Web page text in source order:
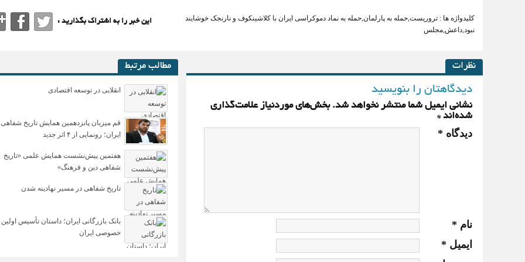
کلیدواژه ها : تروریست,حمله به پارلمان,حمله به نماد دموکراسی ایران با کلاشینکوف و نارنجک خوشایند
نبود,داعش,مجلس
این خبر را به اشتراک بگذارید :
مطالب مرتبط
انقلابی در توسعه اقتصادی
قم میزبان پانزدهمین همایش تاریخ شفاهی
ایران؛ رونمایی از ۴ اثر جدید
هفتمین پیش‌نشست همایش علمی «تاریخ
شفاهی دین و فرهنگ»
تاریخ شفاهی در مسیر نهادینه شدن
بانک بازرگانی ایران؛ داستان تأسیس اولین
خصوصی ایران
نظرات
دیدگاهتان را بنویسید
نشانی ایمیل شما منتشر نخواهد شد. بخش‌های موردنیاز علامت‌گذاری
شده‌اند *
دیدگاه *
نام *
ایمیل *